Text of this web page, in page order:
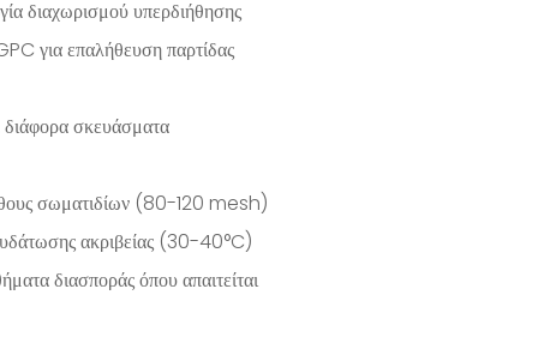
διαχωρισμού υπερδιήθησης
για επαλήθευση παρτίδας
διάφορα σκευάσματα
σωματιδίων (80-120 mesh)
ακριβείας (30-40°C)
διασποράς όπου απαιτείται